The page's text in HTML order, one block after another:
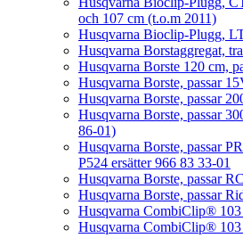
och 107 cm (t.o.m 2011)
Husqvarna Bioclip-Plugg,
Husqvarna Borstaggregat,
Husqvarna Borste 120 cm,
Husqvarna Borste, passar
Husqvarna Borste, passar
Husqvarna Borste, passar
86-01)
Husqvarna Borste, passar
P524 ersätter 966 83 33-01
Husqvarna Borste, passar
Husqvarna Borste, passar
Husqvarna CombiClip® 103
Husqvarna CombiClip® 103